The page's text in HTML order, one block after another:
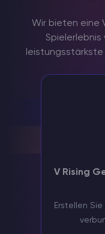
Wir bieten eine
Spielerlebnis
leistungsstärkste
V Rising
Erstellen